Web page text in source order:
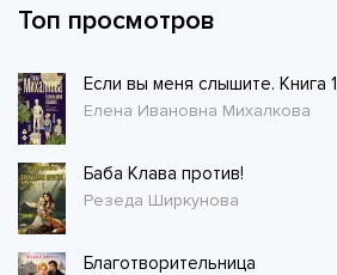
Топ просмотров
Если вы меня слышите. Книга 1
Елена Ивановна Михалкова
Баба Клава против!
Резеда Ширкунова
Благотворительница